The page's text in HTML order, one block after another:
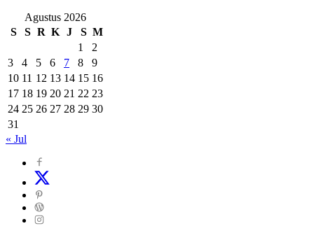
Agustus 2026
S
S R K J S M
1
2
3
4 5 6 7 8
9
10 11 12 13 14 15 16
17 18 19 20 21 22 23
24 25 26 27 28 29 30
31
« Jul